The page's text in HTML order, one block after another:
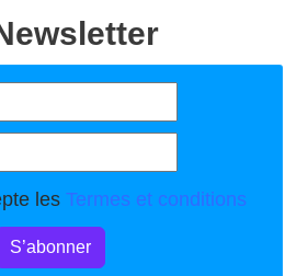
les Termes et conditions
S’abonner